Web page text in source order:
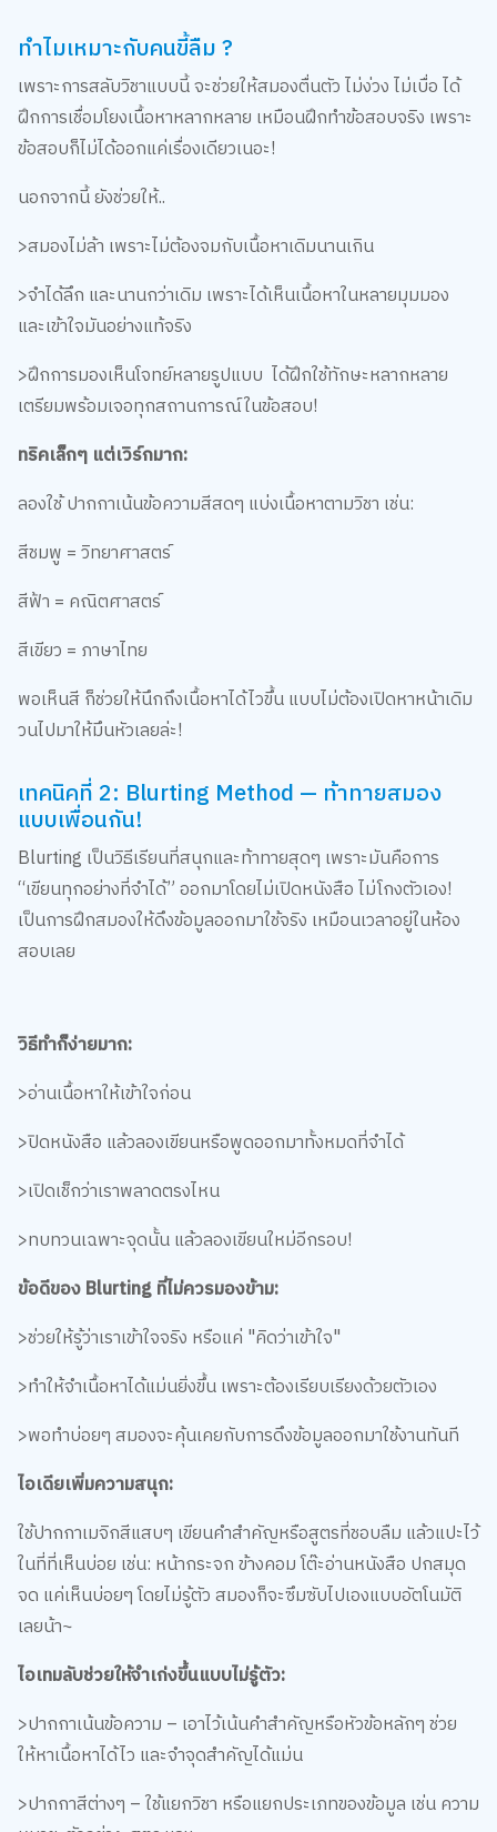
ทำไมเหมาะกับคนขี้ลืม ?
เพราะการสลับวิชาแบบนี้ จะช่วยให้สมองตื่นตัว ไม่ง่วง ไม่เบื่อ ได้
ฝึกการเชื่อมโยงเนื้อหาหลากหลาย เหมือนฝึกทำข้อสอบจริง เพราะ
ข้อสอบก็ไม่ได้ออกแค่เรื่องเดียวเนอะ!
นอกจากนี้ ยังช่วยให้..
>สมองไม่ล้า เพราะไม่ต้องจมกับเนื้อหาเดิมนานเกิน
>จำได้ลึก และนานกว่าเดิม เพราะได้เห็นเนื้อหาในหลายมุมมอง
และเข้าใจมันอย่างแท้จริง
>ฝึกการมองเห็นโจทย์หลายรูปแบบ ได้ฝึกใช้ทักษะหลากหลาย
เตรียมพร้อมเจอทุกสถานการณ์ในข้อสอบ!
ทริคเล็กๆ แต่เวิร์กมาก:
ลองใช้ ปากกาเน้นข้อความสีสดๆ แบ่งเนื้อหาตามวิชา เช่น:
สีชมพู = วิทยาศาสตร์
สีฟ้า = คณิตศาสตร์
สีเขียว = ภาษาไทย
พอเห็นสี ก็ช่วยให้นึกถึงเนื้อหาได้ไวขึ้น แบบไม่ต้องเปิดหาหน้าเดิม
วนไปมาให้มึนหัวเลยล่ะ!
เทคนิคที่ 2: Blurting Method — ท้าทายสมอง
แบบเพื่อนกัน!
Blurting เป็นวิธีเรียนที่สนุกและท้าทายสุดๆ เพราะมันคือการ
“เขียนทุกอย่างที่จำได้” ออกมาโดยไม่เปิดหนังสือ ไม่โกงตัวเอง!
เป็นการฝึกสมองให้ดึงข้อมูลออกมาใช้จริง เหมือนเวลาอยู่ในห้อง
สอบเลย
วิธีทำก็ง่ายมาก:
>อ่านเนื้อหาให้เข้าใจก่อน
>ปิดหนังสือ แล้วลองเขียนหรือพูดออกมาทั้งหมดที่จำได้
>เปิดเช็กว่าเราพลาดตรงไหน
>ทบทวนเฉพาะจุดนั้น แล้วลองเขียนใหม่อีกรอบ!
ข้อดีของ Blurting ที่ไม่ควรมองข้าม:
>ช่วยให้รู้ว่าเราเข้าใจจริง หรือแค่ "คิดว่าเข้าใจ"
>ทำให้จำเนื้อหาได้แม่นยิ่งขึ้น เพราะต้องเรียบเรียงด้วยตัวเอง
>พอทำบ่อยๆ สมองจะคุ้นเคยกับการดึงข้อมูลออกมาใช้งานทันที
ไอเดียเพิ่มความสนุก:
ใช้ปากกาเมจิกสีแสบๆ เขียนคำสำคัญหรือสูตรที่ชอบลืม แล้วแปะไว้
ในที่ที่เห็นบ่อย เช่น: หน้ากระจก ข้างคอม โต๊ะอ่านหนังสือ ปกสมุด
จด แค่เห็นบ่อยๆ โดยไม่รู้ตัว สมองก็จะซึมซับไปเองแบบอัตโนมัติ
เลยน้า~
ไอเทมลับช่วยให้จำเก่งขึ้นแบบไม่รู้ตัว:
>ปากกาเน้นข้อความ – เอาไว้เน้นคำสำคัญหรือหัวข้อหลักๆ ช่วย
ให้หาเนื้อหาได้ไว และจำจุดสำคัญได้แม่น
>ปากกาสีต่างๆ – ใช้แยกวิชา หรือแยกประเภทของข้อมูล เช่น ความ